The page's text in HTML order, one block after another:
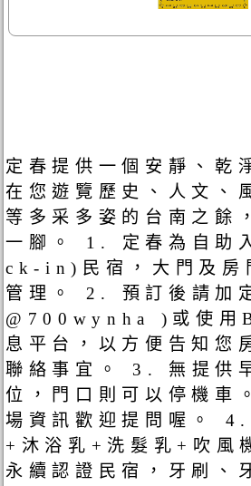
定春提供一個安靜、乾
在您遊覽歷史、人文、
等多采多姿的台南之餘
一腳。 1. 定春為自助
ck-in)民宿，大門及房
管理。 2. 預訂後請加
@700wynha )或使用
息平台，以方便告知您
聯絡事宜。 3. 無提供
位，門口則可以停機車
場資訊歡迎提問喔。
+沐浴乳+洗髮乳+吹風
永續認證民宿，牙刷、